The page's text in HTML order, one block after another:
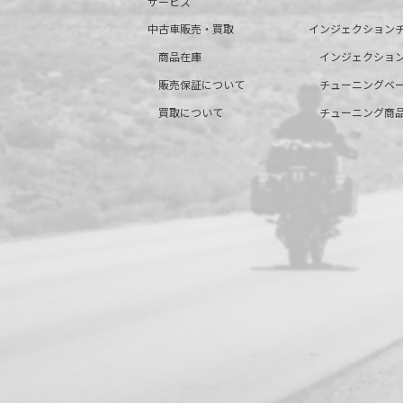
中古車販売・買取
商品在庫
販売保証について
買取について
インジェクション
インジェクショ
チューニングベ
チューニング商